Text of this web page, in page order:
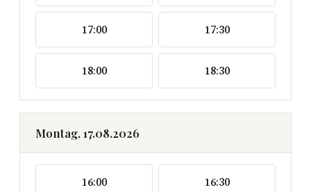
17:00 17:30
18:00 18:30
Montag, 17.08.2026
16:00 16:30